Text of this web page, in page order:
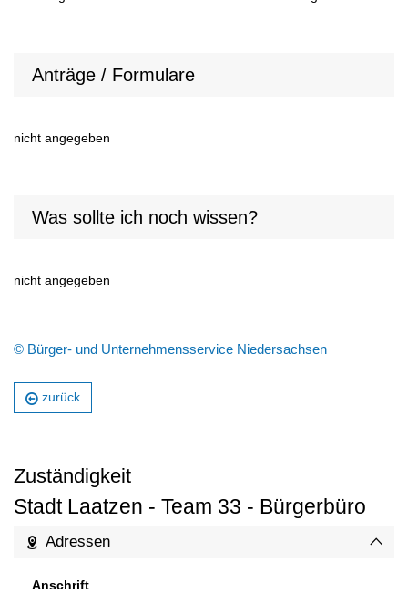
Anträge / Formulare
nicht angegeben
Was sollte ich noch wissen?
nicht angegeben
© Bürger- und Unternehmensservice Niedersachsen
zurück
Zuständigkeit
Stadt Laatzen - Team 33 - Bürgerbüro
Adressen
Anschrift